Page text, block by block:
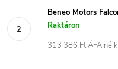
Beneo Motors
Raktáron
313 386 Ft ÁFA